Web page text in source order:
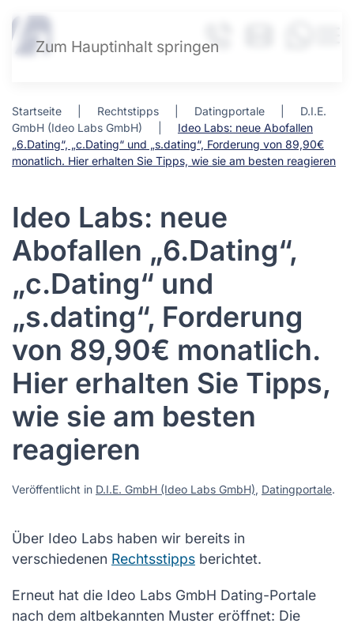
Zum Hauptinhalt springen
Startseite Rechtstipps Datingportale
D.I.E.
GmbH (Ideo Labs GmbH)
Ideo Labs: neue Abofallen
„6.Dating“, „c.Dating“ und „s.dating“, Forderung von 89,90€
monatlich. Hier erhalten Sie Tipps, wie sie am besten reagieren
Ideo Labs: neue
Abofallen „6.Dating“,
„c.Dating“ und
„s.dating“, Forderung
von 89,90€ monatlich.
Hier erhalten Sie Tipps,
wie sie am besten
reagieren
Veröffentlicht in D.I.E. GmbH (Ideo Labs GmbH), Datingportale.
Über Ideo Labs haben wir bereits in
verschiedenen Rechtsstipps berichtet.
Erneut hat die Ideo Labs GmbH Dating-Portale
nach dem altbekannten Muster eröffnet: Die